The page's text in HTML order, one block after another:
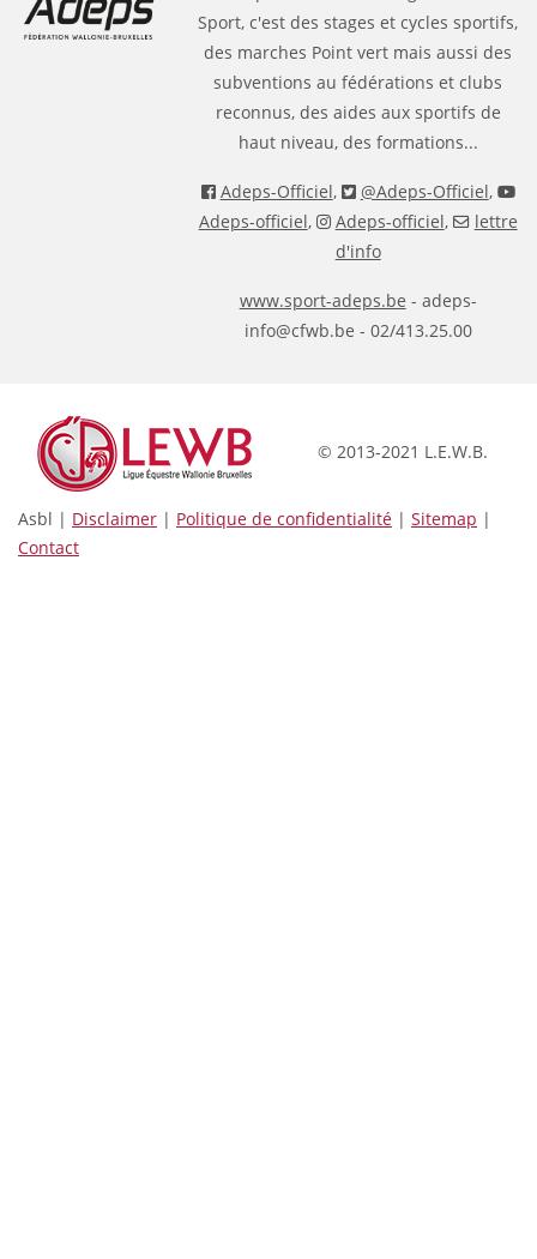
Sport, c'est des stages et cycles sportifs,
des marches Point vert mais aussi des
subventions au fédérations et clubs
reconnus, des aides aux sportifs de
haut niveau, des formations...
Adeps-Officiel, @Adeps-Officiel,
Adeps-officiel, Adeps-officiel,
lettre
d'info
www.sport-adeps.be - adeps-
info@cfwb.be - 02/413.25.00
© 2013-2021 L.E.W.B.
Asbl | Disclaimer | Politique de confidentialité | Sitemap |
Contact